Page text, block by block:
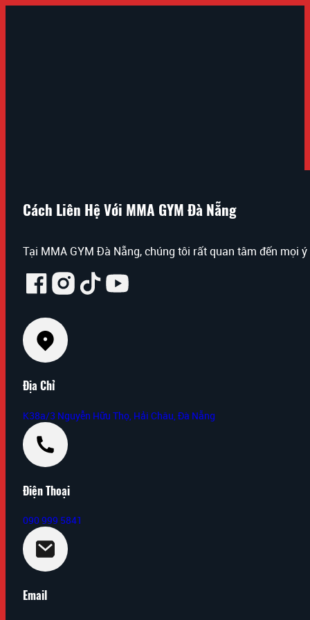
Cách Liên Hệ Với MMA GYM Đà Nẵng
Tại MMA GYM Đà Nẵng, chúng tôi rất quan tâm đến mọi
Follow us on Facebook
Follow us on Instagram
Follow us on Tiktok
Follow us on Youtube
Địa Chỉ
K38a/3 Nguyễn Hữu Thọ, Hải Châu, Đà Nẵng
Điện Thoại
090 999 5841
Email